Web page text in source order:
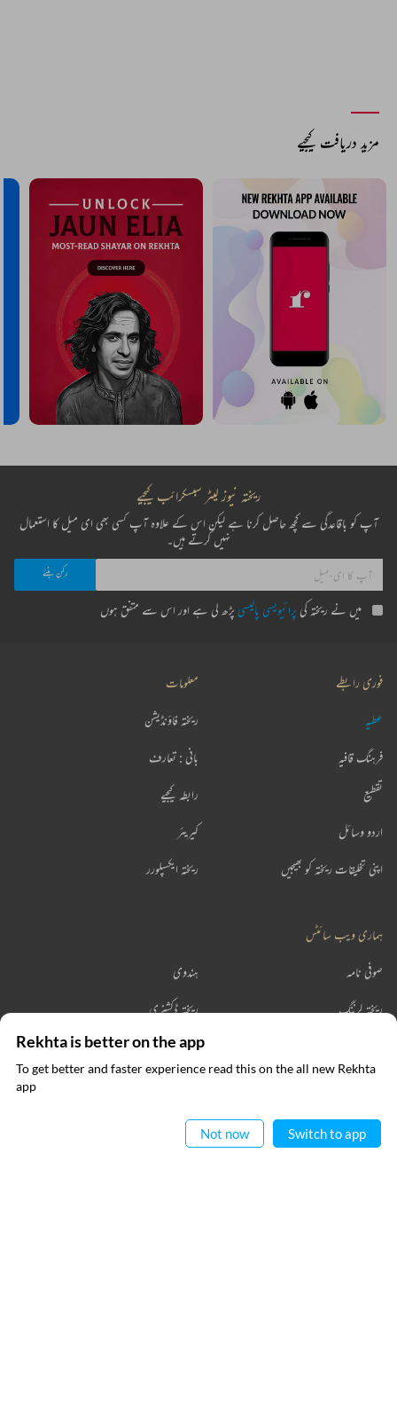
مزید دریافت کیجیے
ریختہ نیوز لیٹر سبسکرائب کیجیے
آپ کو باقاعدگی سے کچھ حاصل کرنا ہے لیکن اس کے علاوہ آپ کسی بھی ای میل کا استعمال
نہیں کرتے ہیں۔
میں نے ریختہ کی پرائیویسی پالیسی پڑھ لی ہے اور اس سے متفق ہوں
فوری رابطے
عطیہ
فرہنگ قافیہ
تقطیع
اردو وسائل
اپنی تخلیقات ریختہ کو بھیجیں
معلومات
ریختہ فاؤنڈیشن
بانی : تعارف
رابطہ کیجیے
کیریئر
ریختہ ایکسپلورر
ہماری ویب سائٹس
ہندوی صوفی نامہ
ریختہ ڈکشنری ریختہ لرننگ
ریختہ بکس
رابطہ کیجیے
Rekhta is better on the app
To get better and faster experience read this on the all new Rekhta
app
Not now Switch to app